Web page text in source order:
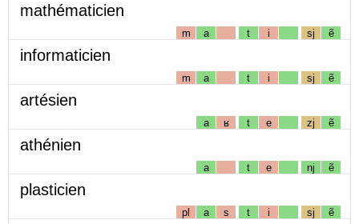
mathématicien
m a t i sj ẽ
informaticien
m a t i sj ẽ
artésien
a ʁ t e zj ẽ
athénien
a t e nj ẽ
plasticien
pl a s t i sj ẽ